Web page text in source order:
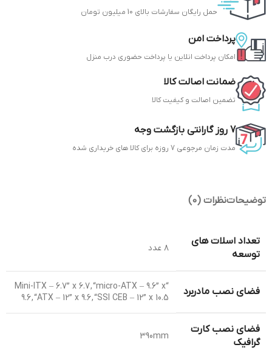
حمل رایگان سفارشات بالای 10 میلیون تومان
پرداخت امن
امکان پرداخت انلاین یا پرداخت حضوری درب منزل
ضمانت اصالت کالا
تضمین اصالت و کیفیت کالا
7 روز گارانتی بازگشت وجه
مدت زمان مرجوعی 7 روزه برای کالا های خریداری شده
توضیحاتنظرات (0)
تعداد اسلات های
توسعه
۸ عدد
فضای نصب مادربرد
“Mini-ITX – 6.7” x 6.7 , “micro-ATX – 9.6” x
9.6 , “ATX – 12” x 9.6 , “SSI CEB – 12” x 10.5
فضای نصب کارت
گرافیک
390mm